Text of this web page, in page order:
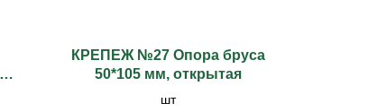
КРЕПЕЖ №27 Опора бруса
50*105 мм, открытая
шт